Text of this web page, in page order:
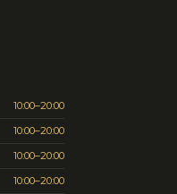
10:00–20:00
10:00–20:00
10:00–20:00
10:00–20:00